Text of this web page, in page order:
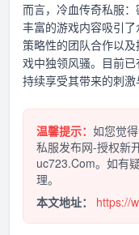
而言，冷血传奇私服
丰富的游戏内容吸引了
策略性的团队合作以
戏中独领风骚。目前
持续享受其带来的刺激
温馨提示： 如您觉
私服发布网-授权新
uc723.Com。如有
理。
本文地址：
https://